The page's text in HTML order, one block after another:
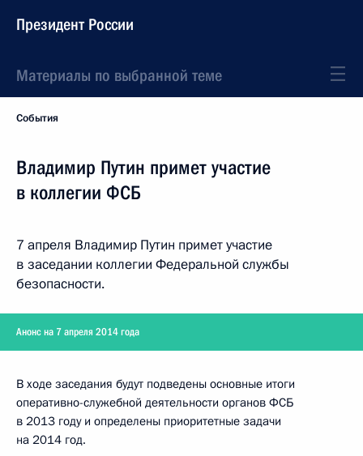
Президент России
Материалы по выбранной теме
События
Владимир Путин примет участие
в коллегии ФСБ
7 апреля Владимир Путин примет участие
в заседании коллегии Федеральной службы
безопасности.
Анонс на 7 апреля 2014 года
В ходе заседания будут подведены основные итоги
оперативно-служебной деятельности органов ФСБ
в 2013 году и определены приоритетные задачи
на 2014 год.